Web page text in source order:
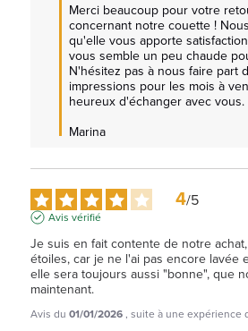
Merci beaucoup pour votre
concernant notre couette !
qu'elle vous apporte
vous semble un peu chaude
N'hésitez pas à nous faire part
impressions pour les mois à
heureux d'échanger avec vous.
Marina
4/5
Avis vérifié
Je suis en fait contente de notre
étoiles, car je ne l'ai pas encore lavée
elle sera toujours aussi "bonne", que
maintenant.
Avis du 01/01/2026, suite à une expérience